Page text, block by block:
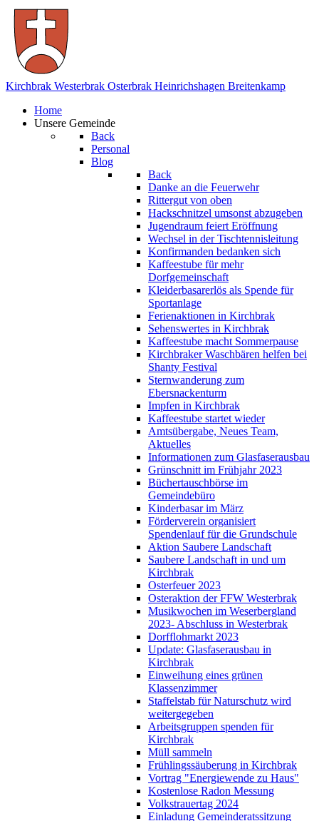
Kirchbrak Westerbrak Osterbrak Heinrichshagen Breitenkamp
Home
Unsere Gemeinde
Back
Personal
Blog
Back
Danke an die Feuerwehr
Rittergut von oben
Hackschnitzel umsonst abzugeben
Jugendraum feiert Eröffnung
Wechsel in der Tischtennisleitung
Konfirmanden bedanken sich
Kaffeestube für mehr
Dorfgemeinschaft
Kleiderbasarerlös als Spende für
Sportanlage
Ferienaktionen in Kirchbrak
Sehenswertes in Kirchbrak
Kaffeestube macht Sommerpause
Kirchbraker Waschbären helfen bei
Shanty Festival
Sternwanderung zum
Ebersnackenturm
Impfen in Kirchbrak
Kaffeestube startet wieder
Amtsübergabe, Neues Team,
Aktuelles
Informationen zum Glasfaserausbau
Grünschnitt im Frühjahr 2023
Büchertauschbörse im
Gemeindebüro
Kinderbasar im März
Förderverein organisiert
Spendenlauf für die Grundschule
Aktion Saubere Landschaft
Saubere Landschaft in und um
Kirchbrak
Osterfeuer 2023
Osteraktion der FFW Westerbrak
Musikwochen im Weserbergland
2023- Abschluss in Westerbrak
Dorfflohmarkt 2023
Update: Glasfaserausbau in
Kirchbrak
Einweihung eines grünen
Klassenzimmer
Staffelstab für Naturschutz wird
weitergegeben
Arbeitsgruppen spenden für
Kirchbrak
Müll sammeln
Frühlingssäuberung in Kirchbrak
Vortrag "Energiewende zu Haus"
Kostenlose Radon Messung
Volkstrauertag 2024
Einladung Gemeinderatssitzung